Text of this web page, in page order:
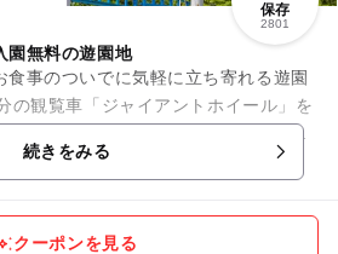
保存
2801
園無料の遊園地
食事のついでに気軽に立ち寄れる遊園
ドやミニコースターなどアトラクショ
続きをみる
クーポンを見る